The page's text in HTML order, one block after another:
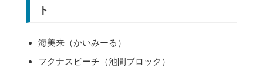
ト
海美来（かいみーる）
フクナスビーチ（池間ブロック）